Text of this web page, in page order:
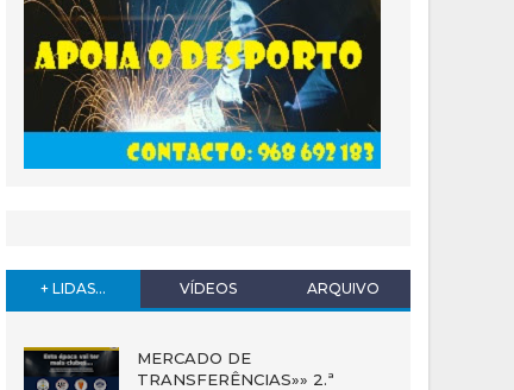
+ LIDAS... VÍDEOS ARQUIVO
MERCADO DE
TRANSFERÊNCIAS»» 2.ª